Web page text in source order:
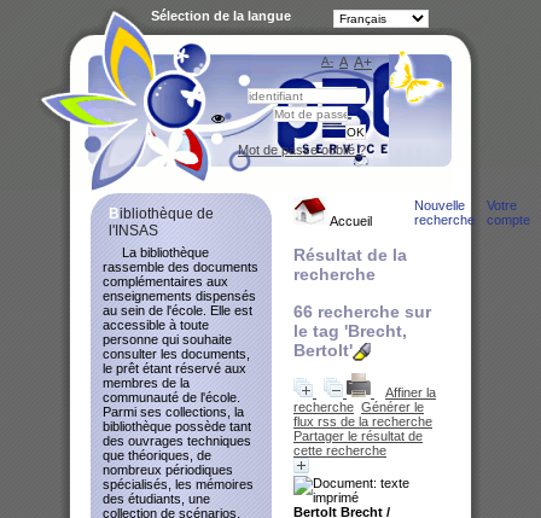
Accueil
Nouvelle
recherche
Votre
compte
Résultat de la
recherche
66 recherche sur
le tag 'Brecht,
Bertolt'
Affiner la
recherche Générer le
flux rss de la recherche
Partager le résultat de
cette recherche
Bertolt Brecht /
Bibliothèque de
l'INSAS
La bibliothèque
rassemble des documents
complémentaires aux
enseignements dispensés
au sein de l'école. Elle est
accessible à toute
personne qui souhaite
consulter les documents,
le prêt étant réservé aux
membres de la
communauté de l'école.
Parmi ses collections, la
bibliothèque possède tant
des ouvrages techniques
que théoriques, de
nombreux périodiques
spécialisés, les mémoires
des étudiants, une
collection de scénarios,
A- A A+
Sélection de la langue
Mot de passe oublié ?